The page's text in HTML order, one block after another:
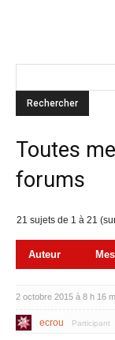
Toutes
forums
21 sujets de 1 à 21
Auteur
2 octobre 2015 à 8 h 16
ecrou Participant